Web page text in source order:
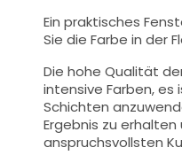
Ein praktisches
Sie die Farbe in der
Die hohe Qualität
intensive Farben,
Schichten
Ergebnis zu erhalten
anspruchsvollsten